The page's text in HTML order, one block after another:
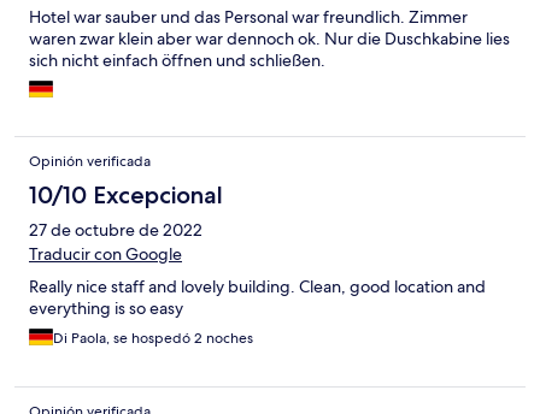
Hotel war sauber und das Personal war freundlich. Zimmer
waren zwar klein aber war dennoch ok. Nur die Duschkabine lies
sich nicht einfach öffnen und schließen.
Opinión verificada
10/10 Excepcional
27 de octubre de 2022
Traducir con Google
Really nice staff and lovely building. Clean, good location and
everything is so easy
Di Paola, se hospedó 2 noches